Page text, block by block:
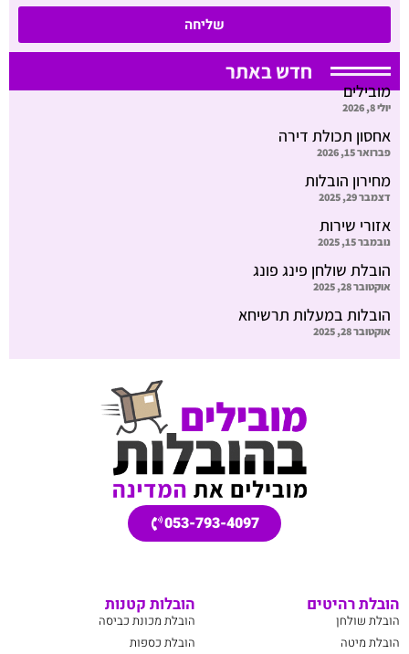
שליחה
חדש באתר
מובילים
יולי 8, 2026
אחסון תכולת דירה
פברואר 15, 2026
מחירון הובלות
דצמבר 29, 2025
אזורי שירות
נובמבר 15, 2025
הובלת שולחן פינג פונג
אוקטובר 28, 2025
הובלות במעלות תרשיחא
אוקטובר 28, 2025
053-793-4097
הובלת רהיטים
הובלת שולחן
הובלת מיטה
הובלות קטנות
הובלת מכונת כביסה
הובלת כספות